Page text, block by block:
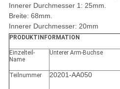
Innerer Durchmesser 1: 25mm.
Breite: 68mm.
Innerer Durchmesser: 20mm
PRODUKTINFORMATION
Einzelteil-
Name
Unterer Arm-Buchse
Teilnummer 20201-AA050